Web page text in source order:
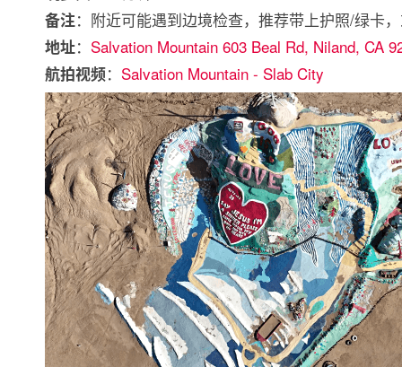
备注：附近可能遇到边境检查，推荐带上护照/绿卡
地址： Salvation Mountain 603 Beal Rd, Niland, CA
航拍视频： Salvation Mountain - Slab City